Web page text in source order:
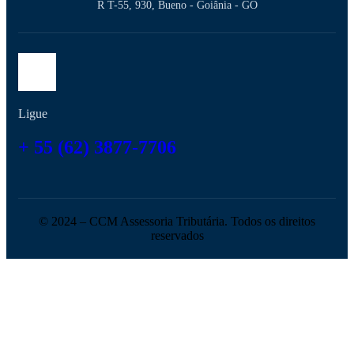
R T-55, 930, Bueno - Goiânia - GO
Ligue
+ 55 (62) 3877-7706
© 2024 – CCM Assessoria Tributária. Todos os direitos
reservados